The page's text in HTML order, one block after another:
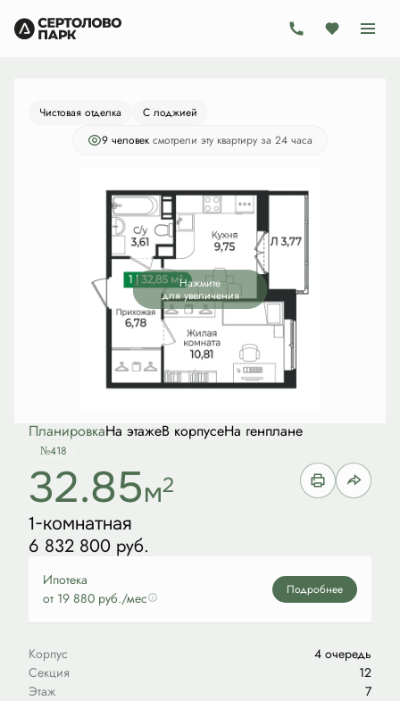
1-комнатная 6 832 800 руб.
Ипотекаот 19 880 руб./мес.
Чистовая отделка
С лоджией
9 человек смотрели эту квартиру за 24 часа
Нажмите
для увеличения
ПланировкаНа этажеВ корпусеНа генплане
№418
32.85м2
1-комнатная
6 832 800 руб.
Ипотека
от 19 880 руб./мес
Подробнее
Корпус
4 очередь
Секция
12
Этаж
7